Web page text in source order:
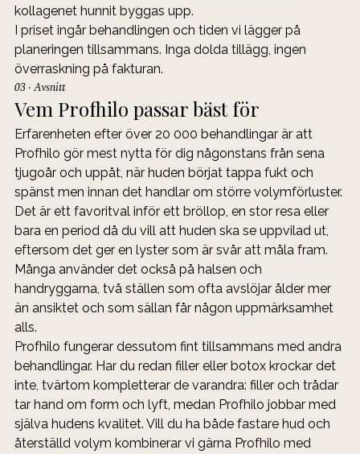
kollagenet hunnit byggas upp.
I priset ingår behandlingen och tiden vi lägger på
planeringen tillsammans. Inga dolda tillägg, ingen
överraskning på fakturan.
03 · Avsnitt
Vem Profhilo passar bäst för
Erfarenheten efter över 20 000 behandlingar är att
Profhilo gör mest nytta för dig någonstans från sena
tjugoår och uppåt, när huden börjat tappa fukt och
spänst men innan det handlar om större volymförluster.
Det är ett favoritval inför ett bröllop, en stor resa eller
bara en period då du vill att huden ska se uppvilad ut,
eftersom det ger en lyster som är svår att måla fram.
Många använder det också på halsen och
handryggarna, två ställen som ofta avslöjar ålder mer
än ansiktet och som sällan får någon uppmärksamhet
alls.
Profhilo fungerar dessutom fint tillsammans med andra
behandlingar. Har du redan filler eller botox krockar det
inte, tvärtom kompletterar de varandra: filler och trådar
tar hand om form och lyft, medan Profhilo jobbar med
själva hudens kvalitet. Vill du ha både fastare hud och
återställd volym kombinerar vi gärna Profhilo med